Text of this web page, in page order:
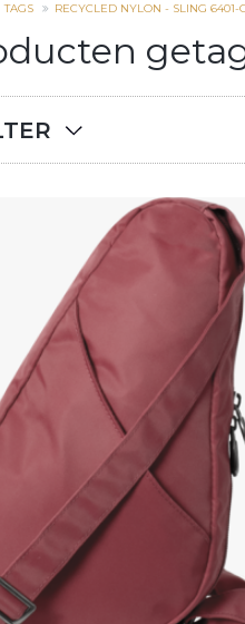
TAGS RECYCLED NYLON - SLING 6401-